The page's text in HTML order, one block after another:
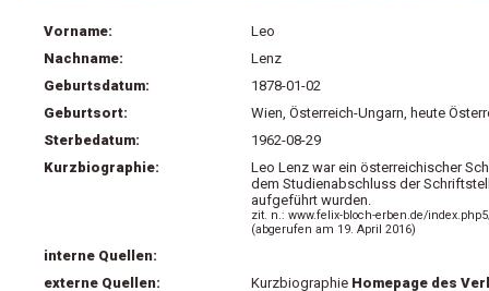
Vorname:
Leo
Nachname:
Lenz
Geburtsdatum:
1878-01-02
Geburtsort:
Wien, Österreich-Ungarn, heute
Sterbedatum:
1962-08-29
Kurzbiographie:
Leo Lenz war ein österreichischer
dem Studienabschluss der
aufgeführt wurden.
zit. n.: www.felix-bloch-erben.de/
(abgerufen am 19. April 2016)
interne Quellen:
externe Quellen:
Kurzbiographie Homepage des